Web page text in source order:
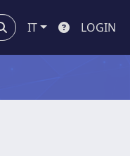
IT LOGIN